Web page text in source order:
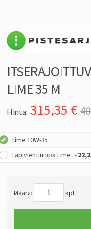
LIME 35 M
Hinta: 315,35 €
Lime 10W-35
Läpivientinippa Lime
Määrä: kpl